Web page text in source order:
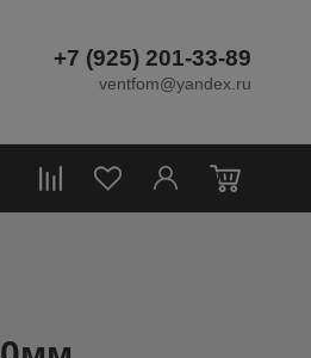
+7 (925) 201-33-89
ventfom@yandex.ru
0